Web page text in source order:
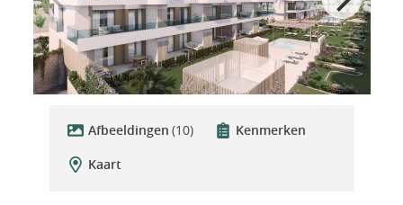
Afbeeldingen (10)
Kenmerken
Kaart